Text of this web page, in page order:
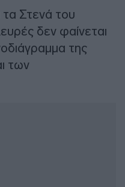
τα Στενά του
δεν φαίνεται
της
των